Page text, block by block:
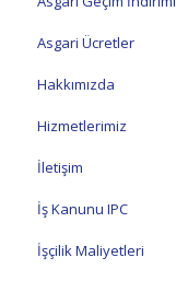
Asgari Ücretler
Hakkımızda
Hizmetlerimiz
İletişim
İş Kanunu IPC
İşçilik Maliyetleri